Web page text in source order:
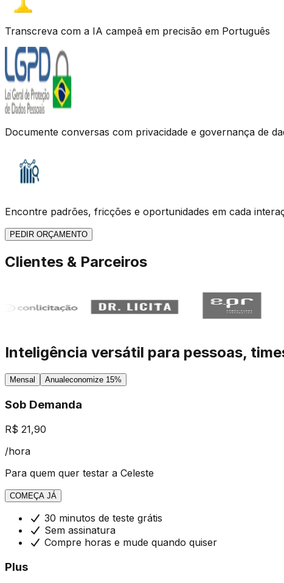
Transcreva com a IA campeã em precisão em Português
Documente conversas com privacidade e governança de
Encontre padrões, fricções e oportunidades em cada
PEDIR ORÇAMENTO
Clientes & Parceiros
Inteligência versátil para pessoas,
Mensal Anualeconomize 15%
Sob Demanda
R$ 21,90
/hora
Para quem quer testar a Celeste
COMEÇA JÁ
30 minutos de teste grátis
Sem assinatura
Compre horas e mude quando quiser
Plus